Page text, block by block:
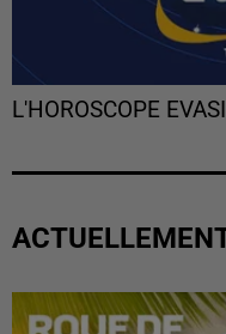
L'HOROSCOPE